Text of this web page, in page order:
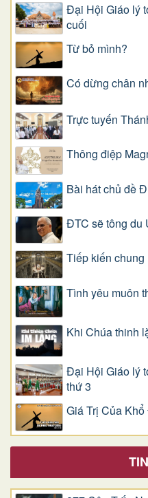
Đại Hội Giáo lý
cuối
Từ bỏ mình?
Có dừng chân
Trực tuyến
Thông điệp
Bài hát chủ đề
ĐTC sẽ tông du
Tiếp kiến chung
Tình yêu muôn
Khi Chúa thinh
Đại Hội Giáo lý
thứ 3
Giá Trị Của